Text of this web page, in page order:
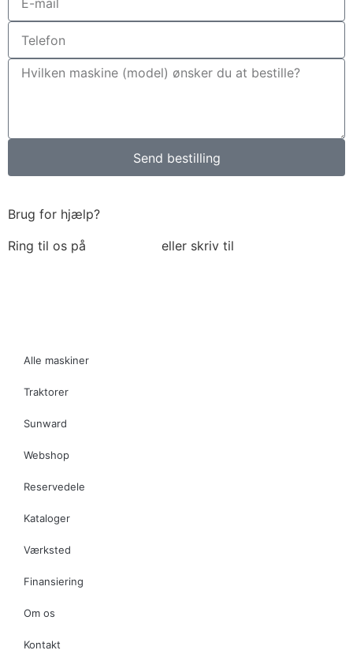
Send bestilling
Brug for hjælp?
Ring til os på
eller skriv til
Alle maskiner
Traktorer
Sunward
Webshop
Reservedele
Kataloger
Værksted
Finansiering
Om os
Kontakt